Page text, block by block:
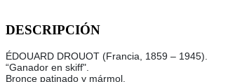
DESCRIPCIÓN
ÉDOUARD DROUOT (Francia, 1859 – 1945).
“Ganador en skiff".
Bronce patinado y mármol.